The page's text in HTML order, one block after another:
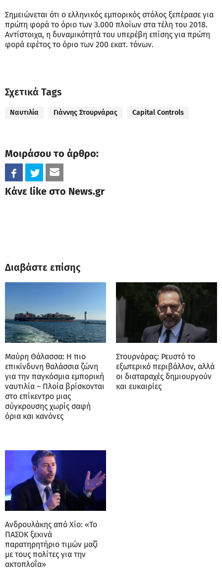
Σημειώνεται ότι ο ελληνικός εμπορικός στόλος ξεπέρασε για
πρώτη φορά το όριο των 3.000 πλοίων στα τέλη του 2018.
Αντίστοιχα, η δυναμικότητά του υπερέβη επίσης για πρώτη
φορά εφέτος το όριο των 200 εκατ. τόνων.
Σχετικά Tags
Ναυτιλία Γιάννης Στουρνάρας Capital Controls
Μοιράσου το άρθρο:
Κάνε like στο News.gr
Διαβάστε επίσης
Μαύρη Θάλασσα: Η πιο
επικίνδυνη θαλάσσια ζώνη
για την παγκόσμια εμπορική
ναυτιλία – Πλοία βρίσκονται
στο επίκεντρο μιας
σύγκρουσης χωρίς σαφή
όρια και κανόνες
Στουρνάρας: Ρευστό το
εξωτερικό περιβάλλον, αλλά
οι διαταραχές δημιουργούν
και ευκαιρίες
Ανδρουλάκης από Χίο: «Το
ΠΑΣΟΚ ξεκινά
παρατηρητήριο τιμών μαζί
με τους πολίτες για την
ακτοπλοΐα»